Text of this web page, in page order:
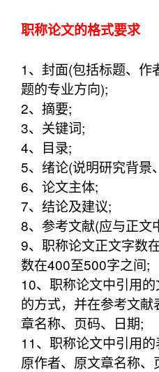
职称论文的格式要求
1、封面(包括标题、作
题的专业方向);
2、摘要;
3、关键词;
4、目录;
5、绪论(说明研究背景
6、论文主体;
7、结论及建议;
8、参考文献(应与正文
9、职称论文正文字数
数在400至500字之间;
10、职称论文中引用
的方式，并在参考文
章名称、页码、日期;
11、职称论文中引用
原作者、原文章名称、